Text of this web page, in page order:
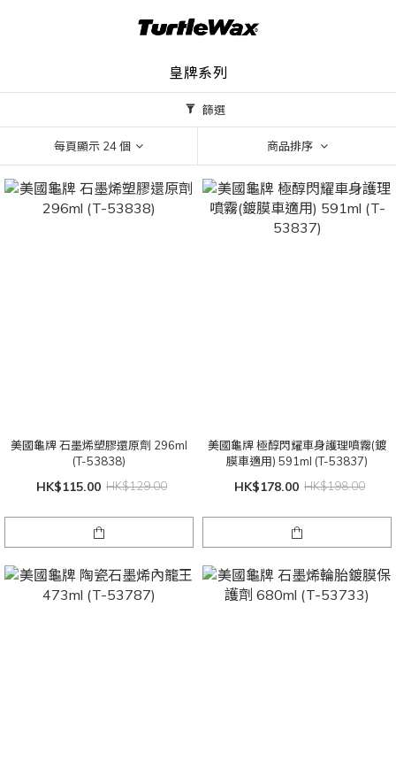
皇牌系列
篩選
每頁顯示 24 個 商品排序
美國龜牌 石墨烯塑膠還原劑 296ml
(T-53838)
HK$115.00 HK$129.00
美國龜牌 極醇閃耀車身護理噴霧(鍍
膜車適用) 591ml (T-53837)
HK$178.00 HK$198.00